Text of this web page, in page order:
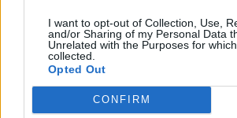
I want to opt-out of Collection, Use,
and/or Sharing of my Personal Data
Unrelated with the Purposes for
collected.
Opted Out
CONFIRM